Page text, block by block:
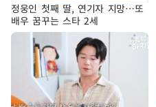
정웅인 첫째 딸, 연기자 지망…또
배우 꿈꾸는 스타 2세